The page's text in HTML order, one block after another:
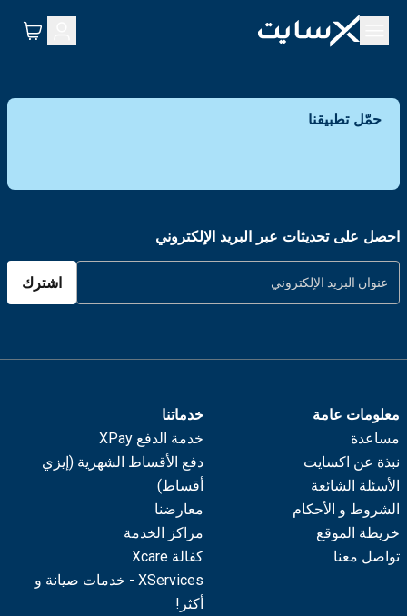
حمّل تطبيقنا
احصل على تحديثات عبر البريد الإلكتروني
اشترك
معلومات عامة
مساعدة
نبذة عن اكسايت
الأسئلة الشائعة
الشروط و الأحكام
خريطة الموقع
تواصل معنا
خدماتنا
خدمة الدفع XPay
دفع الأقساط الشهرية (إيزي
أقساط)
معارضنا
مراكز الخدمة
كفالة Xcare
XServices - خدمات صيانة و
أكثر!